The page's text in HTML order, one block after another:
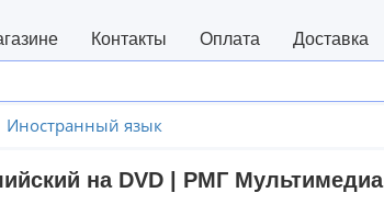
Контакты Оплата Доставка
Иностранный язык
на DVD | РМГ Мультимедиа